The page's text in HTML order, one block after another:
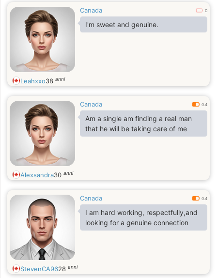
Canada 0
I'm sweet and genuine.
Leahxxo38 anni
Canada 0.4
Am a single am finding a real man
that he will be taking care of me
Alexsandra30 anni
Canada 0.4
I am hard working, respectfully,and
looking for a genuine connection
StevenCA9628 anni